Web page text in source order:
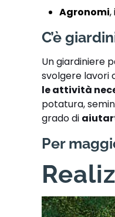
Agronomi,
C’è
Un giardiniere
svolgere lavori
le attività
potatura,
grado di
Per